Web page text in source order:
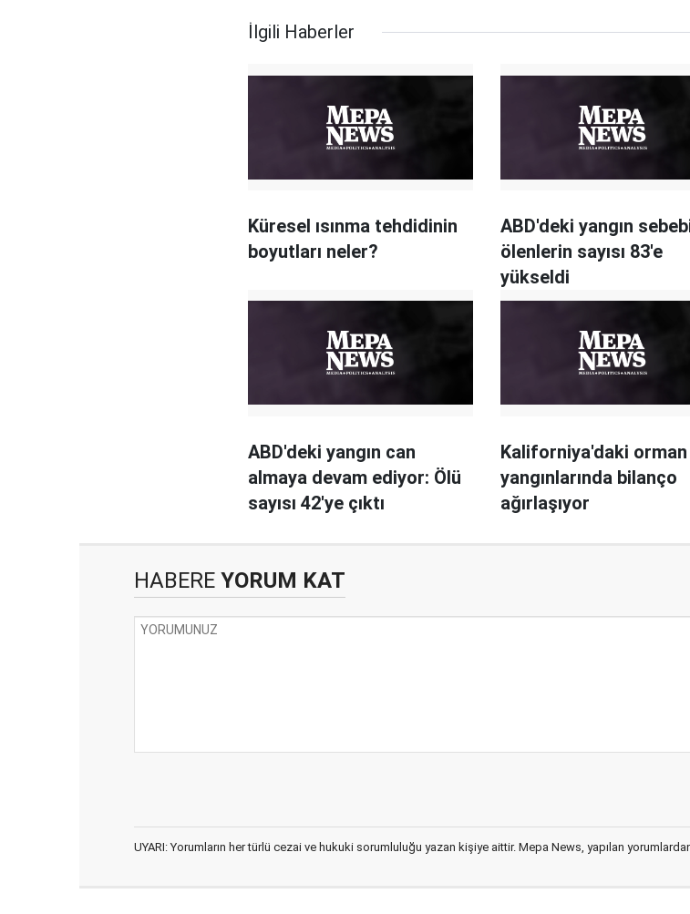
İlgili Haberler
Küresel ısınma tehdidinin
boyutları neler?
ABD'deki yangın
ölenlerin sayısı 83'e
yükseldi
ABD'deki yangın can
almaya devam ediyor: Ölü
sayısı 42'ye çıktı
Kaliforniya'daki orman
yangınlarında bilanço
ağırlaşıyor
HABERE YORUM KAT
UYARI: Yorumların her türlü cezai ve hukuki sorumluluğu yazan kişiye aittir. Mepa News, yapılan